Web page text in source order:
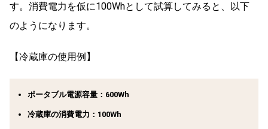
す。消費電力を仮に100Whとして試算してみると、以下
のようになります。
【冷蔵庫の使用例】
ポータブル電源容量：600Wh
冷蔵庫の消費電力：100Wh